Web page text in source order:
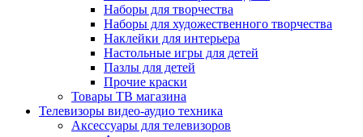
Наборы для творчества
Наборы для художественного творчества
Наклейки для интерьера
Настольные игры для детей
Пазлы для детей
Прочие краски
Товары ТВ магазина
Телевизоры видео-аудио техника
Аксессуары для телевизоров